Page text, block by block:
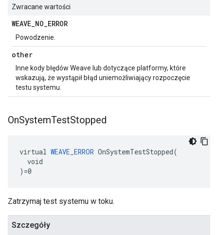
Zwracane wartości
WEAVE_NO_ERROR
Powodzenie.
other
Inne kody błędów Weave lub dotyczące platformy, które
wskazują, że wystąpił błąd uniemożliwiający rozpoczęcie
testu systemu.
OnSystemTestStopped
virtual WEAVE_ERROR OnSystemTestStopped(
  void
)=0
Zatrzymaj test systemu w toku.
Szczegóły